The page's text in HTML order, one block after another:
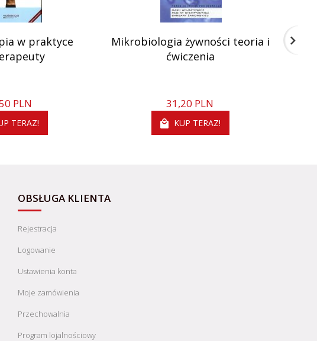
w praktyce
PLN
TERAZ!
Mikrobiologia żywności teoria i
ćwiczenia
31,20 PLN
KUP TERAZ!
OBSŁUGA KLIENTA
Rejestracja
Logowanie
Ustawienia konta
Moje zamówienia
Przechowalnia
Program lojalnościowy